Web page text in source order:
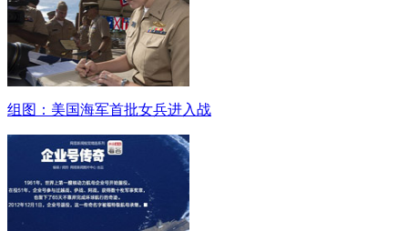
组图：美国海军首批女兵进入战